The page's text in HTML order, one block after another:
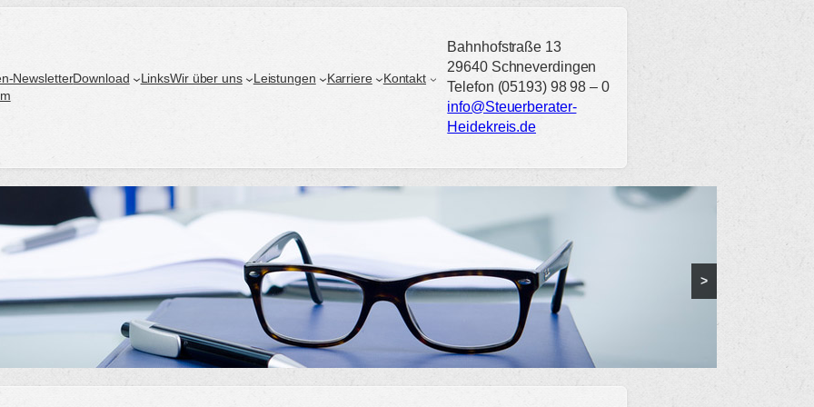
NewsletterDownload LinksWir über uns Leistungen Karriere
Kontakt
Bahnhofstraße 13
29640 Schneverdingen
Telefon (05193) 98 98 – 0
info@Steuerberater-
Heidekreis.de
>